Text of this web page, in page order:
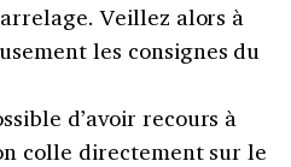
Veillez alors à
les consignes du
d’avoir recours à
colle directement sur le